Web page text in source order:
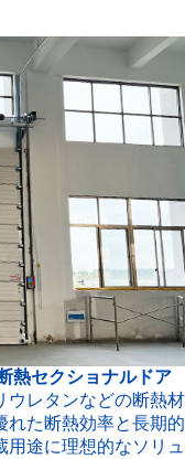
熱セクショナルドア
ウレタンなどの断熱材
れた断熱効率と長期的
途に理想的なソリュ